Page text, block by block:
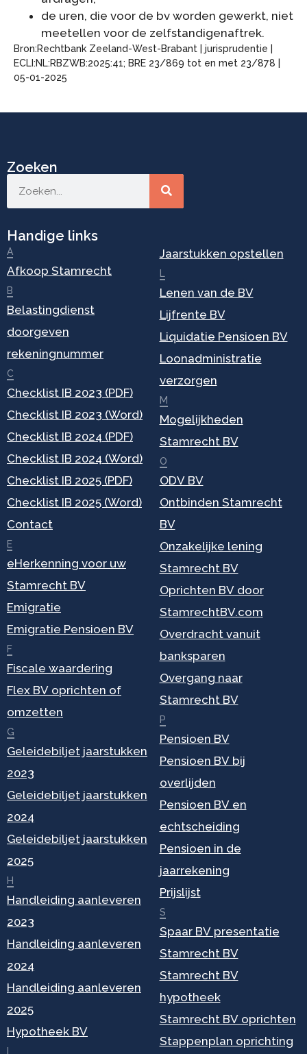
de uren, die voor de bv worden gewerkt, niet
meetellen voor de zelfstandigenaftrek.
Bron:Rechtbank Zeeland-West-Brabant | jurisprudentie |
ECLI:NL:RBZWB:2025:41; BRE 23/869 tot en met 23/878 |
05-01-2025
Zoeken
Handige links
A
Afkoop Stamrecht
B
Belastingdienst
doorgeven
rekeningnummer
C
Checklist IB 2023 (PDF)
Checklist IB 2023 (Word)
Checklist IB 2024 (PDF)
Checklist IB 2024 (Word)
Checklist IB 2025 (PDF)
Checklist IB 2025 (Word)
Contact
E
eHerkenning voor uw
Stamrecht BV
Emigratie
Emigratie Pensioen BV
F
Fiscale waardering
Flex BV oprichten of
omzetten
G
Geleidebiljet jaarstukken
2023
Geleidebiljet jaarstukken
2024
Geleidebiljet jaarstukken
2025
H
Handleiding aanleveren
2023
Handleiding aanleveren
2024
Handleiding aanleveren
2025
Hypotheek BV
Jaarstukken opstellen
Lenen van de BV
Lijfrente BV
Liquidatie Pensioen BV
Loonadministratie
verzorgen
M
Mogelijkheden
Stamrecht BV
O
ODV BV
Ontbinden Stamrecht
BV
Onzakelijke lening
Stamrecht BV
Oprichten BV door
StamrechtBV.com
Overdracht vanuit
banksparen
Overgang naar
Stamrecht BV
P
Pensioen BV
Pensioen BV bij
overlijden
Pensioen BV en
echtscheiding
Pensioen in de
jaarrekening
Prijslijst
S
Spaar BV presentatie
Stamrecht BV
Stamrecht BV
hypotheek
Stamrecht BV oprichten
Stappenplan oprichting